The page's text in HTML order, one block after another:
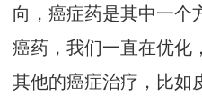
向，癌症药是其中一个
癌药，我们一直在优化
其他的癌症治疗，比如